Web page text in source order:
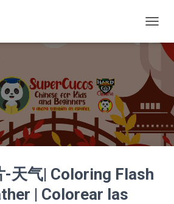
A
I
M
O
D
O
E
N
-天气| Coloring Flash
| Colorear las